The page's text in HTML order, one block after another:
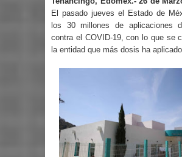
El pasado jueves el Estado de
los 30 millones de aplicaciones
contra el COVID-19, con lo que se
la entidad que más dosis ha